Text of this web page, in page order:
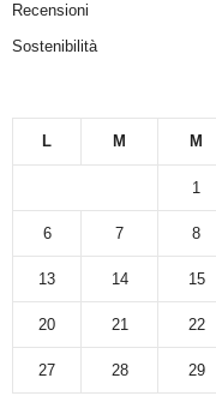
Recensioni
Sostenibilità
L M M
1
6 7 8
13 14 15
20 21 22
27 28 29